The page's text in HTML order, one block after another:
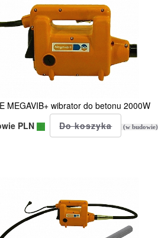
MEGAVIB+ wibrator do betonu 2000W
PLN
(w budowie)